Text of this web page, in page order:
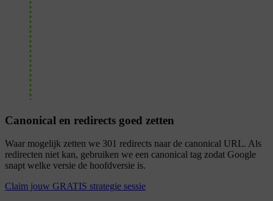
Canonical en redirects goed zetten
Waar mogelijk zetten we 301 redirects naar de canonical URL. Als
redirecten niet kan, gebruiken we een canonical tag zodat Google
snapt welke versie de hoofdversie is.
Claim jouw GRATIS strategie sessie